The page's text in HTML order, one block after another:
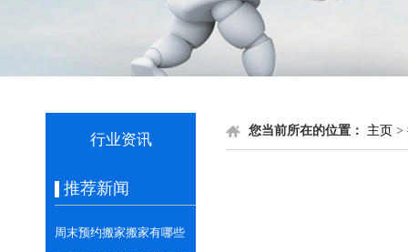
行业资讯
推荐新闻
周末预约搬家搬家有哪些
您当前所在的位置： 主页 >